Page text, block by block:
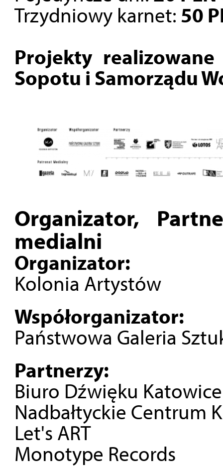
Trzydniowy karnet: 50
Projekty
Sopotu i Samorządu
Organizator,
medialni
Organizator:
Kolonia Artystów
Współorganizator:
Państwowa Galeria
Partnerzy:
Biuro Dźwięku Katowice
Nadbałtyckie Centrum
Let's ART
Monotype Records